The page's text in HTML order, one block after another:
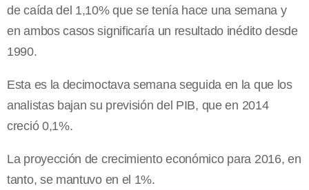
de caída del 1,10% que se tenía hace una semana y
en ambos casos significaría un resultado inédito desde
1990.
Esta es la decimoctava semana seguida en la que los
analistas bajan su previsión del PIB, que en 2014
creció 0,1%.
La proyección de crecimiento económico para 2016, en
tanto, se mantuvo en el 1%.